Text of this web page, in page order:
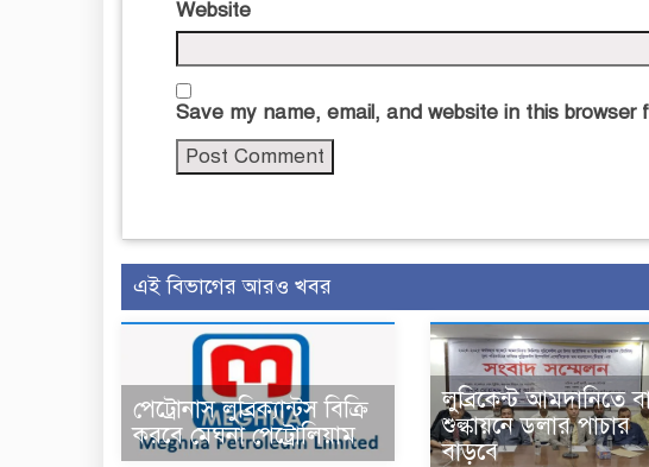
Website
Save my name, email, and website in this
এই বিভাগের আরও খবর
পেট্রোনাস লুব্রিক্যান্টস বিক্রি
করবে মেঘনা পেট্রোলিয়াম
লুব্রিকেন্ট আমদানিতে
শুল্কায়নে ডলার পাচার
বাড়বে